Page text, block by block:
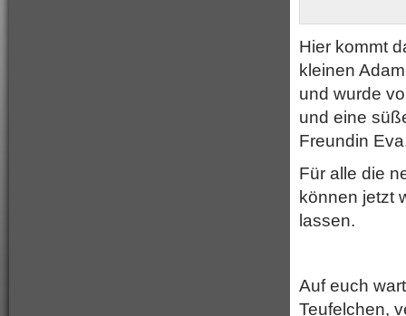
Hier kommt
kleinen
und wurde
und eine
Freundin
Für alle die
können jetzt
lassen.
Auf euch
Teufelchen,